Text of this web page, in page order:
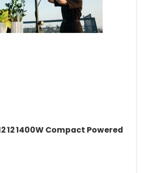
12 1400W Compact Powered